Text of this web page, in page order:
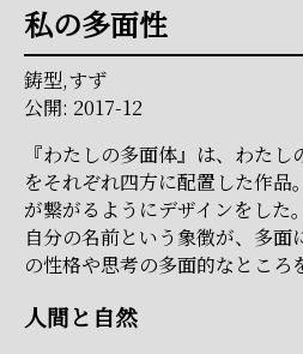
私の多面性
鋳型,すず
公開: 2017-12
『わたしの多面体』は、わたし
をそれぞれ四方に配置した作品
が繋がるようにデザインをした
自分の名前という象徴が、多面
の性格や思考の多面的なところ
人間と自然